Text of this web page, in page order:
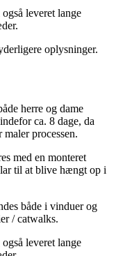
leveret lange
oplysninger.
herre og dame
ca. 8 dage, da
processen.
med en monteret
til at blive hængt op i
både i vinduer og
/ catwalks.
leveret lange